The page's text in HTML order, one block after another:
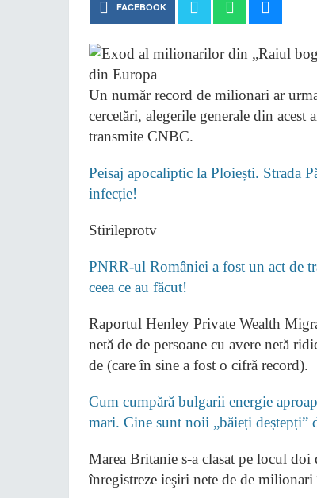
FACEBOOK
Un număr record de milionari ar
cercetări, alegerile generale din
transmite CNBC.
Peisaj apocaliptic la Ploiești. Strada
infecție!
Stirileprotv
PNRR-ul României a fost un act de
ceea ce au făcut!
Raportul Henley Private Wealth
netă de de persoane cu avere netă
de (care în sine a fost o cifră record).
Cum cumpără bulgarii energie
mari. Cine sunt noii „băieți deștepți”
Marea Britanie s-a clasat pe locul
înregistreze ieşiri nete de de